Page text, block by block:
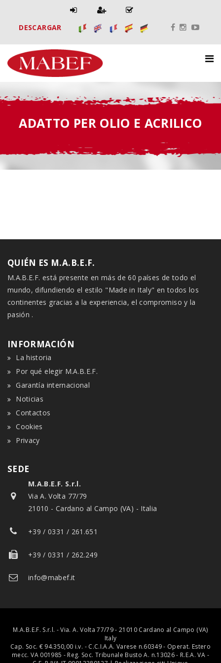
DESCARGAR
ADATTO PER OLIO E ACRILICO
QUIÉN ES M.A.B.E.F.
M.A.B.E.F. está presente en más de 60 países de todo el
mundo, difundiendo el estilo "Made in Italy" en todos los
continentes gracias a la experiencia, el compromiso y la
pasión .
INFORMACIÓN
La historia
Por qué elegir M.A.B.E.F.
Garantía internacional
Noticias
Contactos
Cookies
Privacy
SEDE
M.A.B.E.F. S.r.l.
Via A. Volta 77/79
21010 - Cardano al Campo (VA) - Italia
+39 / 0331 / 261.651
+39 / 0331 / 262.249
info@mabef.it
M.A.B.E.F. S.r.l. - Via. A. Volta 77/79 - 21010 Cardano al Campo (VA)
Italy
Cap. Soc. € 94.350,00 i.v. - C.C.I.A.A. Varese n.60349 - Operat. Estero
mecc. VA 001985 - Reg. Soc. Tribunale Busto A. n.13026 - R.E.A. VA -